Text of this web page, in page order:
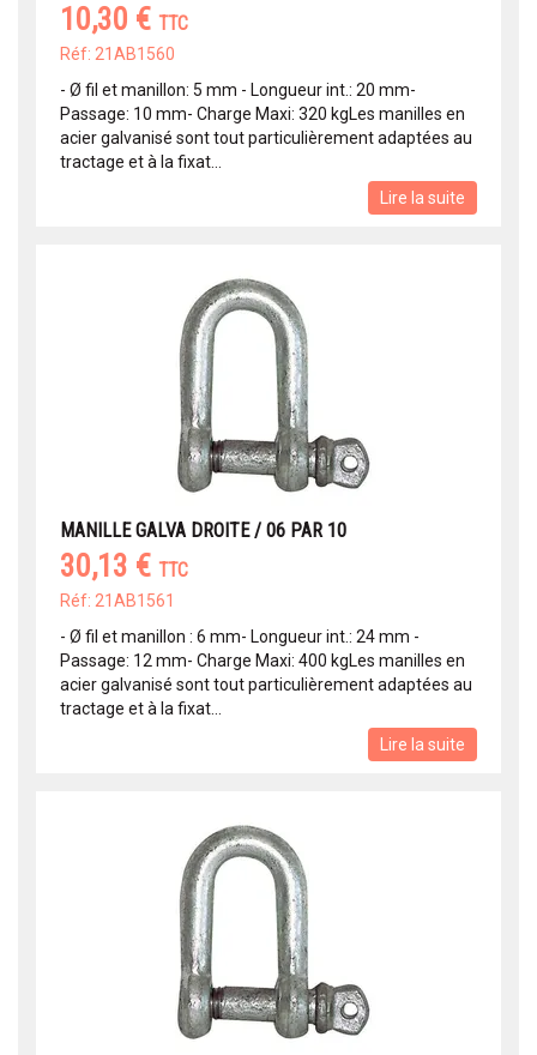
10,30 € TTC
Réf: 21AB1560
- Ø fil et manillon: 5 mm - Longueur int.: 20 mm-
Passage: 10 mm- Charge Maxi: 320 kgLes manilles en
acier galvanisé sont tout particulièrement adaptées au
tractage et à la fixat...
Lire la suite
MANILLE GALVA DROITE / 06 PAR 10
30,13 € TTC
Réf: 21AB1561
- Ø fil et manillon : 6 mm- Longueur int.: 24 mm -
Passage: 12 mm- Charge Maxi: 400 kgLes manilles en
acier galvanisé sont tout particulièrement adaptées au
tractage et à la fixat...
Lire la suite